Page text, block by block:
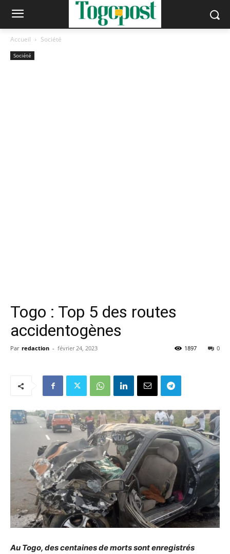
Accueil Société
Société
Togo : Top 5 des routes
accidentogènes
Par redaction - février 24, 2023 0
1897
Au Togo, des centaines de morts sont enregistrés